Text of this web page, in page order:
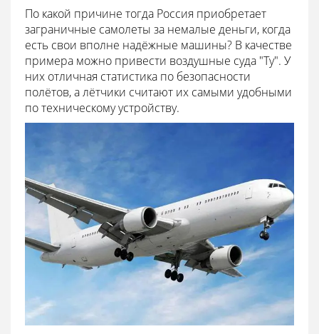
По какой причине тогда Россия приобретает
заграничные самолеты за немалые деньги, когда
есть свои вполне надёжные машины? В качестве
примера можно привести воздушные суда "Ту". У
них отличная статистика по безопасности
полётов, а лётчики считают их самыми удобными
по техническому устройству.